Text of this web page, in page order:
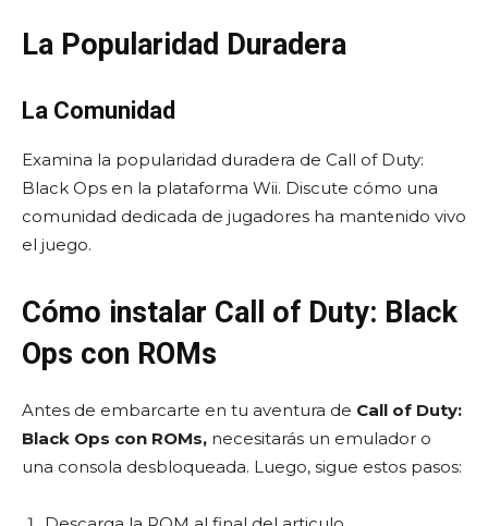
La Popularidad Duradera
La Comunidad
Examina la popularidad duradera de Call of Duty:
Black Ops en la plataforma Wii. Discute cómo una
comunidad dedicada de jugadores ha mantenido vivo
el juego.
Cómo instalar Call of Duty: Black
Ops con ROMs
Antes de embarcarte en tu aventura de Call of Duty:
Black Ops con ROMs, necesitarás un emulador o
una consola desbloqueada. Luego, sigue estos pasos: